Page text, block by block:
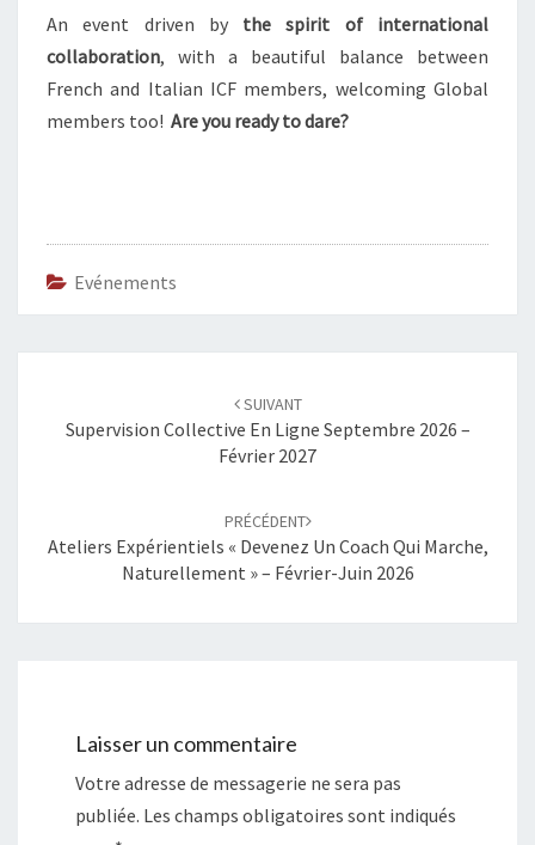
An event driven by the spirit of international
collaboration, with a beautiful balance between
French and Italian ICF members, welcoming Global
members too! Are you ready to dare?
Evénements
d'article
SUIVANT
Supervision Collective En Ligne Septembre 2026 –
Février 2027
PRÉCÉDENT
Ateliers Expérientiels « Devenez Un Coach Qui Marche,
Naturellement » – Février-Juin 2026
Laisser un commentaire
Votre adresse de messagerie ne sera pas
publiée. Les champs obligatoires sont indiqués